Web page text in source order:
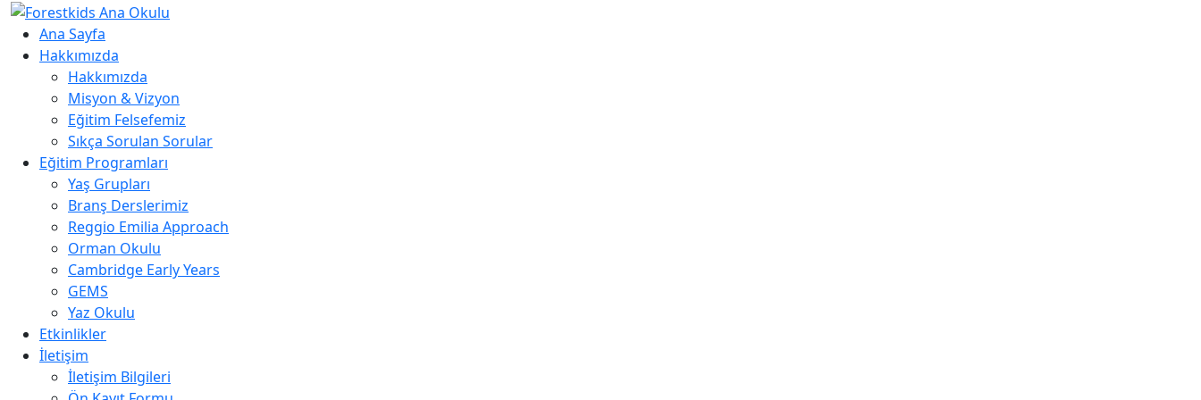
Ana Sayfa
Hakkımızda
Hakkımızda
Misyon & Vizyon
Eğitim Felsefemiz
Sıkça Sorulan Sorular
Eğitim Programları
Yaş Grupları
Branş Derslerimiz
Reggio Emilia Approach
Orman Okulu
Cambridge Early Years
GEMS
Yaz Okulu
Etkinlikler
İletişim
İletişim Bilgileri